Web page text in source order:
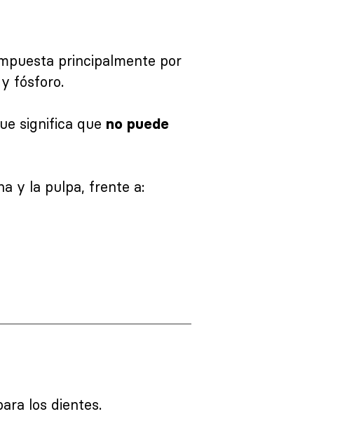
principalmente por
fósforo.
significa que no puede
y la pulpa, frente a:
los dientes.